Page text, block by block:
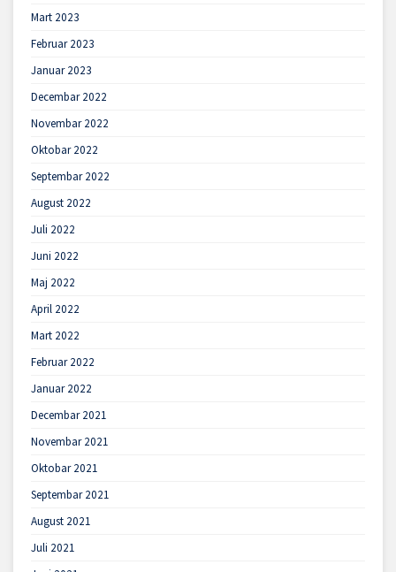
Mart 2023
Februar 2023
Januar 2023
Decembar 2022
Novembar 2022
Oktobar 2022
Septembar 2022
August 2022
Juli 2022
Juni 2022
Maj 2022
April 2022
Mart 2022
Februar 2022
Januar 2022
Decembar 2021
Novembar 2021
Oktobar 2021
Septembar 2021
August 2021
Juli 2021